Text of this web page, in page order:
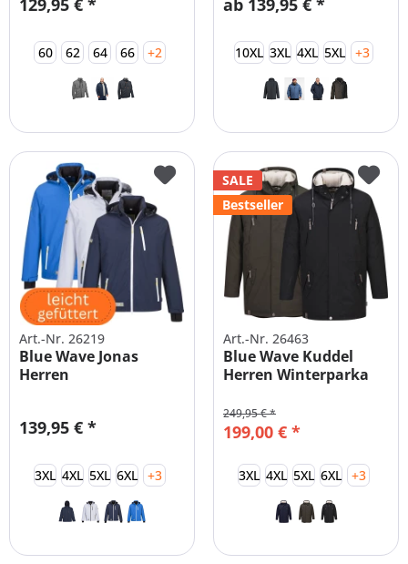
129,95 € *
60 62 64 66 +2
ab 139,95 € *
10XL 3XL 4XL 5XL +3
Art.-Nr. 26219
Blue Wave Jonas
Herren
139,95 € *
3XL 4XL 5XL 6XL +3
SALE
Bestseller
Art.-Nr. 26463
Blue Wave Kuddel
Herren Winterparka
199,00 € *
249,95 € *
3XL 4XL 5XL 6XL +3